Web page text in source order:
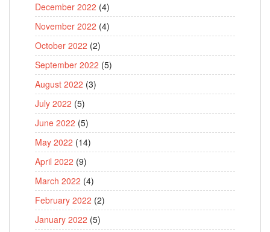
December 2022 (4)
November 2022 (4)
October 2022 (2)
September 2022 (5)
August 2022 (3)
July 2022 (5)
June 2022 (5)
May 2022 (14)
April 2022 (9)
March 2022 (4)
February 2022 (2)
January 2022 (5)